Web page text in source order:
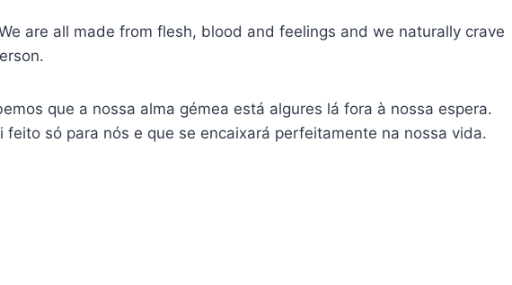
are all made from flesh, blood and feelings and we naturally crave
que a nossa alma gémea está algures lá fora à nossa espera.
feito só para nós e que se encaixará perfeitamente na nossa vida.